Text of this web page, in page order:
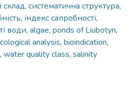
, систематична структура,
, індекс сапробності,
води, algae, ponds of Liubotyn,
analysis, bioindication,
, water quality class, salinity